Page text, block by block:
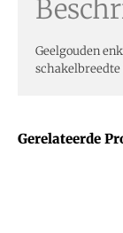
Gerelateerde
Geelgouden